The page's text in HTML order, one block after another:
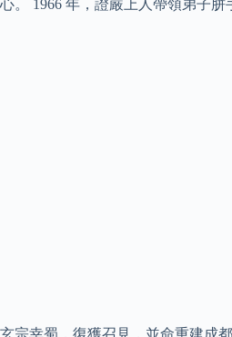
心。 1966 年，證嚴上人帶領弟子
玄宗幸蜀，復獲召見，並命重建成